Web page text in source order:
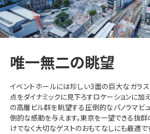
唯一無二の眺望
イベントホールには珍しい3面の巨大なガラス
点をダイナミックに見下ろすロケーションに加
の高層ビル群を眺望する圧倒的なパノラマビ
倒的な感動を与えます。東京を一望できる抜
けでなく大切なゲストのおもてなしにも最適で